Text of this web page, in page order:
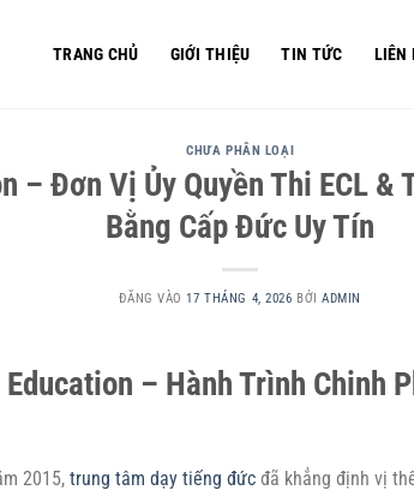
TRANG CHỦ GIỚI THIỆU TIN TỨC
LIÊN
CHƯA PHÂN LOẠI
– Đơn Vị Ủy Quyền Thi ECL &
Bằng Cấp Đức Uy Tín
ĐĂNG VÀO17 THÁNG 4, 2026 BỞIADMIN
– Hành Trình Chinh
2015, trung tâm dạy tiếng đức đã khẳng định vị